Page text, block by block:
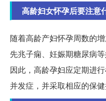
高龄妇女怀孕后要注意
随着高龄产妇怀孕周数的
先兆子痫、妊娠期糖尿病
因此，高龄孕妇应定期进
并发症，并采取相应的保健